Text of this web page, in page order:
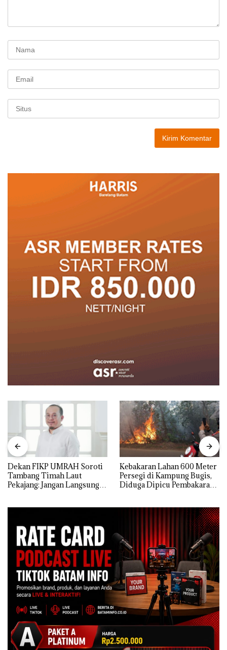
Dekan FIKP UMRAH Soroti
Tambang Timah Laut
Pekajang: Jangan Langsung
Kebakaran Lahan 600 Meter
Persegi di Kampung Bugis,
Diduga Dipicu Pembakaran